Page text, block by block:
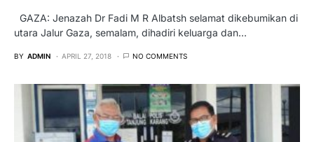
GAZA: Jenazah Dr Fadi M R Albatsh selamat dikebumikan di
utara Jalur Gaza, semalam, dihadiri keluarga dan…
BY ADMIN APRIL 27, 2018 NO COMMENTS